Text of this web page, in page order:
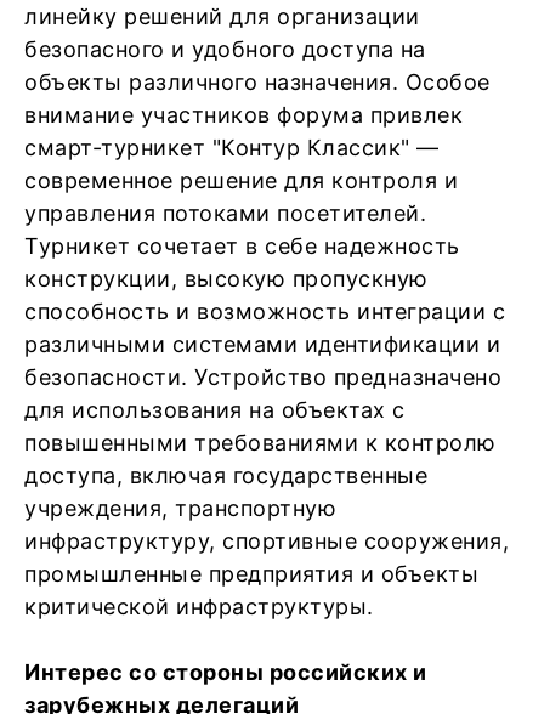
линейку решений для организации
безопасного и удобного доступа на
объекты различного назначения. Особое
внимание участников форума привлек
смарт-турникет "Контур Классик" —
современное решение для контроля и
управления потоками посетителей.
Турникет сочетает в себе надежность
конструкции, высокую пропускную
способность и возможность интеграции с
различными системами идентификации и
безопасности. Устройство предназначено
для использования на объектах с
повышенными требованиями к контролю
доступа, включая государственные
учреждения, транспортную
инфраструктуру, спортивные сооружения,
промышленные предприятия и объекты
критической инфраструктуры.
Интерес со стороны российских и
зарубежных делегаций